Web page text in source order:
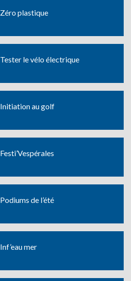
Zéro plastique
Tester le vélo électrique
Initiation au golf
Festi’Vespérales
Podiums de l’été
Inf’eau mer